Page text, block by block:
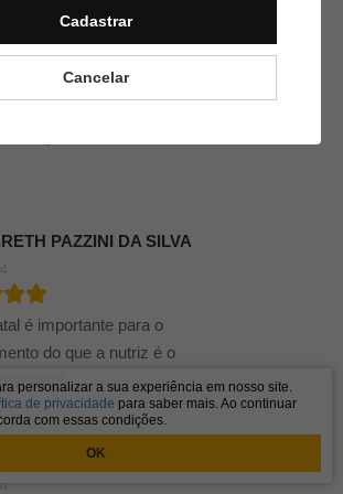
Cadastrar
Cancelar
Cristna Assis De
PAZZINI DA SILVA
é importante para o
do que a nutriz é o
Fátima Lima Cabral
personalizar a sua experiência em nosso site.
de privacidade para saber mais. Ao continuar
com essas condições.
OK